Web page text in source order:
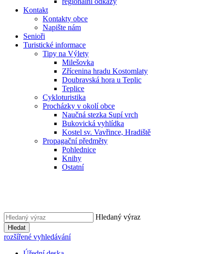
Kontakt
Kontakty obce
Napište nám
Senioři
Turistické informace
Tipy na Výlety
Milešovka
Zřícenina hradu Kostomlaty
Doubravská hora u Teplic
Teplice
Cykloturistika
Procházky v okolí obce
Naučná stezka Supí vrch
Bukovická vyhlídka
Kostel sv. Vavřince, Hradiště
Propagační předměty
Pohlednice
Knihy
Ostatní
Hledaný výraz
Hledat
rozšířené vyhledávání